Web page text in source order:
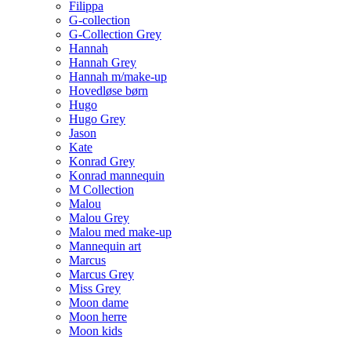
Filippa
G-collection
G-Collection Grey
Hannah
Hannah Grey
Hannah m/make-up
Hovedløse børn
Hugo
Hugo Grey
Jason
Kate
Konrad Grey
Konrad mannequin
M Collection
Malou
Malou Grey
Malou med make-up
Mannequin art
Marcus
Marcus Grey
Miss Grey
Moon dame
Moon herre
Moon kids